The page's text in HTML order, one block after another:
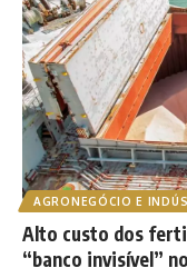
AGRONEGÓCIO E
Alto custo dos
“banco invisível”